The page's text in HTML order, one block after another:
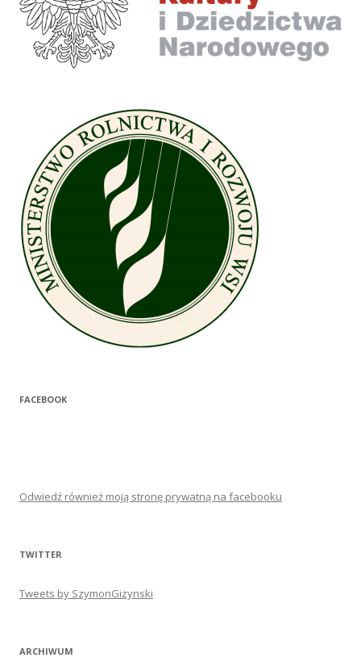
FACEBOOK
Odwiedź również moją stronę prywatną na facebooku
TWITTER
Tweets by SzymonGizynski
ARCHIWUM